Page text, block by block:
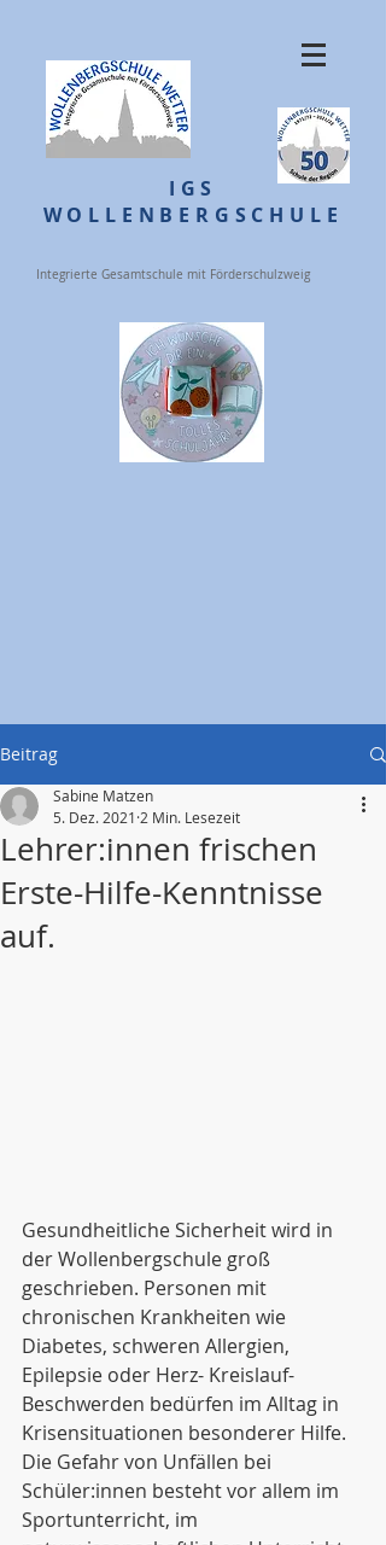
Integrierte Gesamtschule mit Förderschulzweig
IGS
WOLLENBERGSCHULE
Beitrag
Lehrer:innen frischen
Erste-Hilfe-Kenntnisse
auf.
Sabine Matzen
5. Dez. 2021 2 Min. Lesezeit
Gesundheitliche Sicherheit wird in
der Wollenbergschule groß
geschrieben. Personen mit
chronischen Krankheiten wie
Diabetes, schweren Allergien,
Epilepsie oder Herz- Kreislauf-
Beschwerden bedürfen im Alltag in
Krisensituationen besonderer Hilfe.
Die Gefahr von Unfällen bei
Schüler:innen besteht vor allem im
Sportunterricht, im